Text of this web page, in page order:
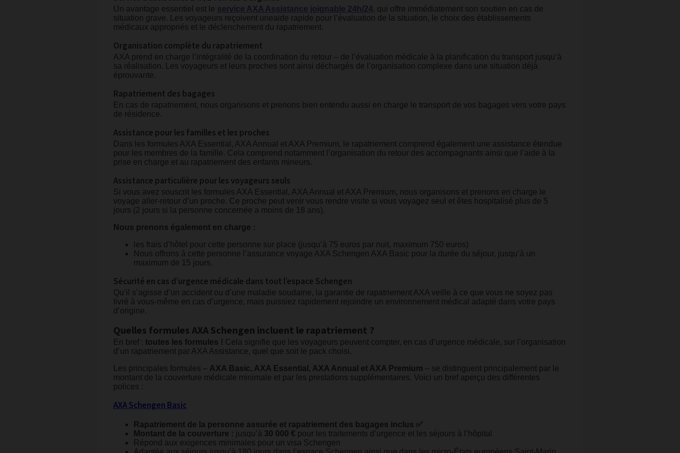
Un avantage essentiel est le service AXA Assistance joignable 24h/24 , qui offre immédiatement son soutien en cas de
situation grave. Les voyageurs reçoivent uneaide rapide pour l’évaluation de la situation, le choix des établissements
médicaux appropriés et le déclenchement du rapatriement.
Organisation complète du rapatriement
AXA prend en charge l’intégralité de la coordination du retour – de l’évaluation médicale à la planification du transport jusqu’à
sa réalisation. Les voyageurs et leurs proches sont ainsi déchargés de l’organisation complexe dans une situation déjà
éprouvante.
Rapatriement des bagages
En cas de rapatriement, nous organisons et prenons bien entendu aussi en charge le transport de vos bagages vers votre pays
de résidence.
Assistance pour les familles et les proches
Dans les formules AXA Essential, AXA Annual et AXA Premium, le rapatriement comprend également une assistance étendue
pour les membres de la famille. Cela comprend notamment l’organisation du retour des accompagnants ainsi que l’aide à la
prise en charge et au rapatriement des enfants mineurs.
Assistance particulière pour les voyageurs seuls
Si vous avez souscrit les formules AXA Essential, AXA Annual et AXA Premium, nous organisons et prenons en charge le
voyage aller-retour d’un proche. Ce proche peut venir vous rendre visite si vous voyagez seul et êtes hospitalisé plus de 5
jours (2 jours si la personne concernée a moins de 18 ans).
Nous prenons également en charge :
les frais d’hôtel pour cette personne sur place (jusqu’à 75 euros par nuit, maximum 750 euros)
Nous offrons à cette personne l’assurance voyage AXA Schengen AXA Basic pour la durée du séjour, jusqu’à un
maximum de 15 jours.
Sécurité en cas d’urgence médicale dans tout l’espace Schengen
Qu’il s’agisse d’un accident ou d’une maladie soudaine, la garantie de rapatriement AXA veille à ce que vous ne soyez pas
livré à vous-même en cas d’urgence, mais puissiez rapidement rejoindre un environnement médical adapté dans votre pays
d’origine.
Quelles formules AXA Schengen incluent le rapatriement ?
En bref : toutes les formules ! Cela signifie que les voyageurs peuvent compter, en cas d’urgence médicale, sur l’organisation
d’un rapatriement par AXA Assistance, quel que soit le pack choisi.
Les principales formules – AXA Basic, AXA Essential, AXA Annual et AXA Premium – se distinguent principalement par le
montant de la couverture médicale minimale et par les prestations supplémentaires. Voici un bref aperçu des différentes
polices :
AXA Schengen Basic
Rapatriement de la personne assurée et rapatriement des bagages inclus ✅
Montant de la couverture : jusqu’à 30 000 € pour les traitements d’urgence et les séjours à l’hôpital
Répond aux exigences minimales pour un visa Schengen